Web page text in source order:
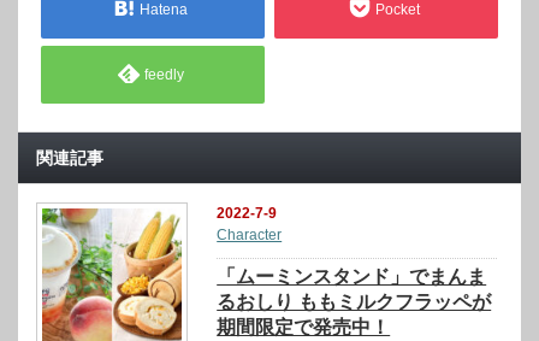
Hatena Pocket
feedly
関連記事
2022-7-9
Character
「ムーミンスタンド」でまんま
るおしり ももミルクフラッペが
期間限定で発売中！